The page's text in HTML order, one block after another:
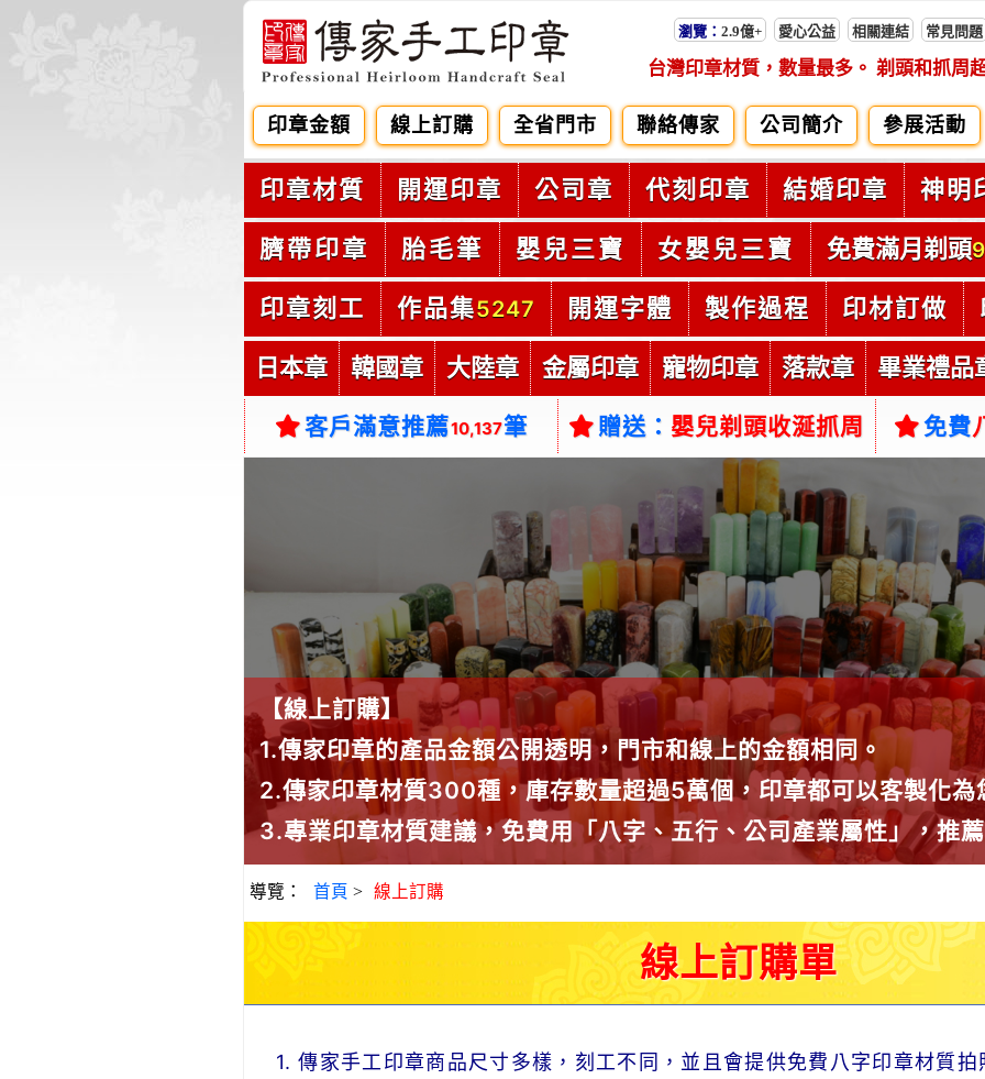
瀏覽： 2.9億+ 愛心公益 相關連結 常見問題
台灣印章材質，數量最多。 剃頭和抓周
印章金額 線上訂購 全省門市 聯絡傳家 公司簡介 參展活動
印章材質 開運印章 公司章 代刻印章 結婚印章 神明
臍帶印章 胎毛筆 嬰兒三寶 女嬰兒三寶 免費滿月剃頭
印章刻工 作品集5247 開運字體 製作過程 印材訂做
日本章 韓國章 大陸章 金屬印章 寵物印章 落款章 畢業禮品
客戶滿意推薦10,137筆 贈送： 嬰兒剃頭收涎抓周 免費
【線上訂購】
1.傳家印章的產品金額公開透明，門市和線上的金額相同。
2.傳家印章材質300種，庫存數量超過5萬個，印章都可以客製化為
3.專業印章材質建議，免費用「八字、五行、公司產業屬性」，推
導覽： 首頁 > 線上訂購
線上訂購單
1. 傳家手工印章商品尺寸多樣，刻工不同，並且會提供免費八字印章材質拍